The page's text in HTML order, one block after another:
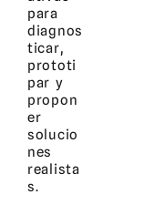
para
diagnos
ticar,
prototi
par y
propon
er
solucio
nes
realista
s.